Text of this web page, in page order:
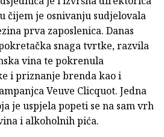
čijem je osnivanju sudjelovala
prva zaposlenica. Danas
snaga tvrtke, razvila
vina te pokrenula
i priznanje brenda kao i
Veuve Clicquot. Jedna
je uspjela popeti se na sam vrh
i alkoholnih pića.